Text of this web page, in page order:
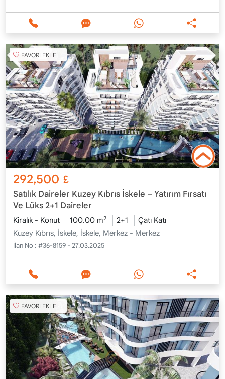
FAVORİ EKLE
292,500 £
Satılık Daireler Kuzey Kıbrıs İskele – Yatırım Fırsatı
Ve Lüks 2+1 Daireler
Kiralık - Konut 100.00 m2 2+1
Çatı Katı
Kuzey Kıbrıs, İskele, İskele, Merkez - Merkez
İlan No : #36-8159 - 27.03.2025
FAVORİ EKLE